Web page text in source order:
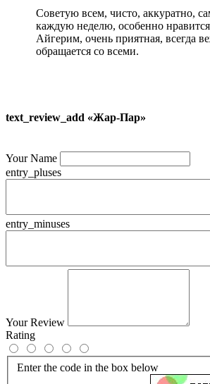
Советую всем, чисто, аккуратно,
каждую неделю, особенно
Айгерим, очень приятная, всегда
обращается со всеми.
text_review_add «Жар-Пар»
Your Name
entry_pluses
entry_minuses
Your Review
Rating
Enter the code in the box below